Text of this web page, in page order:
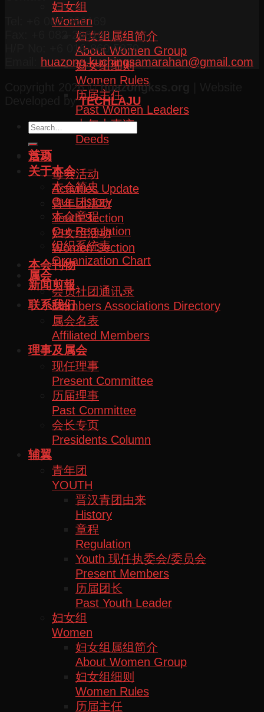
妇女组
Women
妇女组属组简介
About Women Group
妇女组细则
Women Rules
历届主任
Past Women Leaders
十年大事迹
Deeds
活动
母会活动
Activities Update
青年团活动
Youth Section
妇女组活动
Women Section
本会刊物
新闻剪報
联系我们
Tel: +6 082-266169
Fax: +6 082-266189
H/P No: +6 016-860 5879
huazong.kuchingsamarahan@gmail.com
Copyright 2026 ©huazongkss.org
Developed byTECHLAJU
首页
关于本会
本会简史
Our History
本会章程
Our Regulation
组织系统表
Organization Chart
属会
会员社团通讯录
Members Associations Directory
属会名表
Affiliated Members
理事及属会
现任理事
Present Committee
历届理事
Past Committee
会长专页
Presidents Column
辅翼
青年团
YOUTH
晋汉青团由来
History
章程
Regulation
Youth 现任执委会/委员会
Present Members
历届团长
Past Youth Leader
妇女组
Women
妇女组属组简介
About Women Group
妇女组细则
Women Rules
历届主任